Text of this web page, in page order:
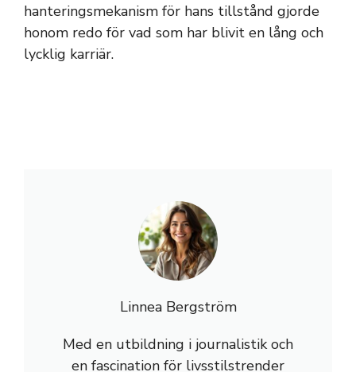
hanteringsmekanism för hans tillstånd gjorde
honom redo för vad som har blivit en lång och
lycklig karriär.
Linnea Bergström
Med en utbildning i journalistik och
en fascination för livsstilstrender